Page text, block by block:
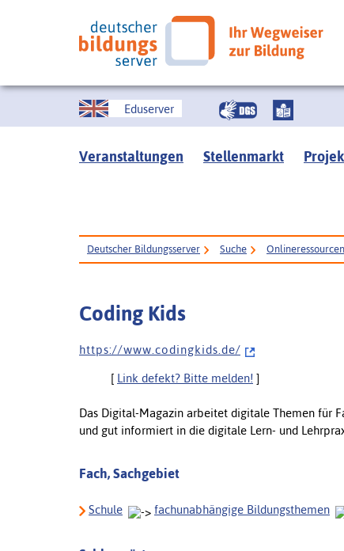
Eduserver
Veranstaltungen Stellenmarkt
Deutscher Bildungsserver Suche Onlineressourcen
Coding Kids
h t t p s : / / w w w . c o d i n g k i d s . d e /
[ Link defekt? Bitte melden! ]
Das Digital-Magazin arbeitet digitale Themen für
und gut informiert in die digitale Lern- und
Fach, Sachgebiet
Schule fachunabhängige Bildungsthemen